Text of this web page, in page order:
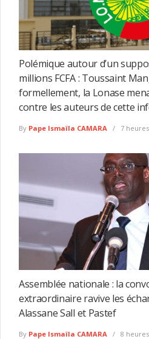
Polémique autour d’un
millions FCFA : Toussaint
formellement, la Lonase
contre les auteurs de cette
By Pape Ismaïla CAMARA 7
Assemblée nationale : la
extraordinaire ravive les
Alassane Sall et Pastef
By Pape Ismaïla CAMARA 8